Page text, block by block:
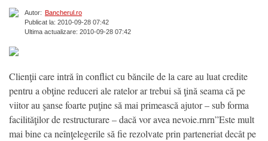
Autor: Bancherul.ro
Publicat la: 2010-09-28 07:42
Ultima actualizare: 2010-09-28 07:42
Clienţii care intră în conflict cu băncile de la care au luat credite
pentru a obţine reduceri ale ratelor ar trebui să ţină seama că pe
viitor au şanse foarte puţine să mai primească ajutor – sub forma
facilităţilor de restructurare – dacă vor avea nevoie.rnrn”Este mult
mai bine ca neînţelegerile să fie rezolvate prin parteneriat decât pe